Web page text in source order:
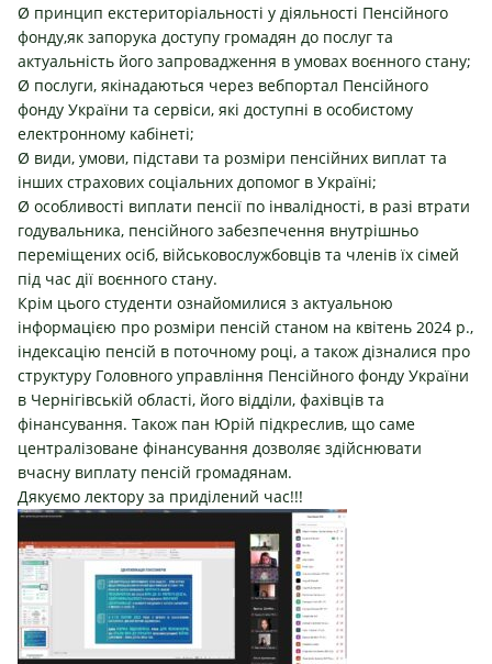
Ø принцип екстериторіальності у діяльності Пенсійного
фонду,як запорука доступу громадян до послуг та
актуальність його запровадження в умовах воєнного стану;
Ø послуги, якінадаються через вебпортал Пенсійного
фонду України та сервіси, які доступні в особистому
електронному кабінеті;
Ø види, умови, підстави та розміри пенсійних виплат та
інших страхових соціальних допомог в Україні;
Ø особливості виплати пенсії по інвалідності, в разі втрати
годувальника, пенсійного забезпечення внутрішньо
переміщених осіб, військовослужбовців та членів їх сімей
під час дії воєнного стану.
Крім цього студенти ознайомилися з актуальною
інформацією про розміри пенсій станом на квітень 2024 р.,
індексацію пенсій в поточному році, а також дізналися про
структуру Головного управління Пенсійного фонду України
в Чернігівській області, його відділи, фахівців та
фінансування. Також пан Юрій підкреслив, що саме
централізоване фінансування дозволяє здійснювати
вчасну виплату пенсій громадянам.
Дякуємо лектору за приділений час!!!